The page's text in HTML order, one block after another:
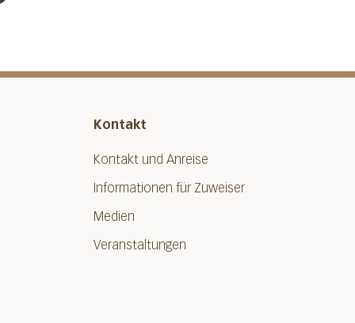
Kontakt
Kontakt und Anreise
Informationen für Zuweiser
Medien
Veranstaltungen